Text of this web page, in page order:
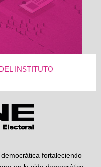
INSTITUTO
fortaleciendo